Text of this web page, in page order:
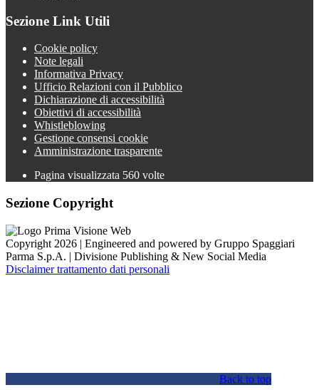
Sezione Link Utili
Cookie policy
Note legali
Informativa Privacy
Ufficio Relazioni con il Pubblico
Dichiarazione di accessibilità
Obiettivi di accessibilità
Whistleblowing
Gestione consensi cookie
Amministrazione trasparente
Pagina visualizzata 560 volte
Sezione Copyright
Copyright 2026 | Engineered and powered by Gruppo Spaggiari
Parma S.p.A. | Divisione Publishing & New Social Media
Disclaimer trattamento dati personali
Back to top